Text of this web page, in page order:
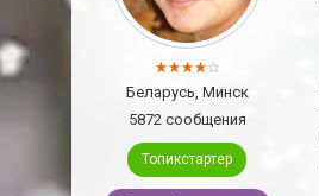
Беларусь, Минск
5872 сообщения
Топикстартер